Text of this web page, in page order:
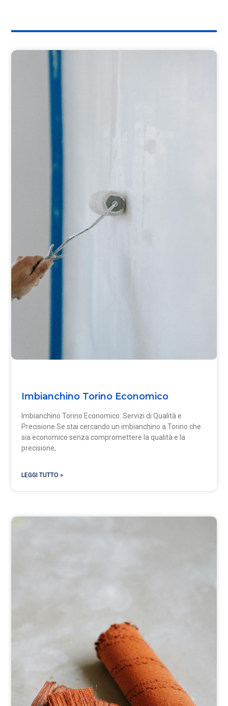
Imbianchino Torino Economico
Imbianchino Torino Economico: Servizi di Qualità e
Precisione Se stai cercando un imbianchino a Torino che
sia economico senza compromettere la qualità e la
precisione,
LEGGI TUTTO »